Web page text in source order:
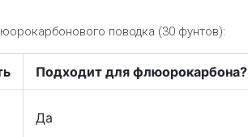
поводка (30 фунтов):
Подходит для флюорокарбона?
Да